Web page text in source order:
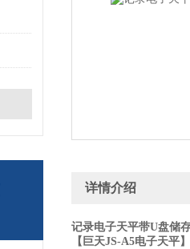
详情介绍
记录电子天平带U盘储
【 巨天JS-A5电子天平】